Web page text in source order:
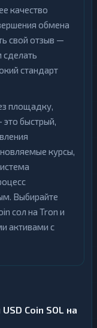
качество
обмена
свой отзыв —
стандарт
площадку,
быстрый,
курсы,
Выбирайте
сол на Tron и
активами с
Coin SOL на